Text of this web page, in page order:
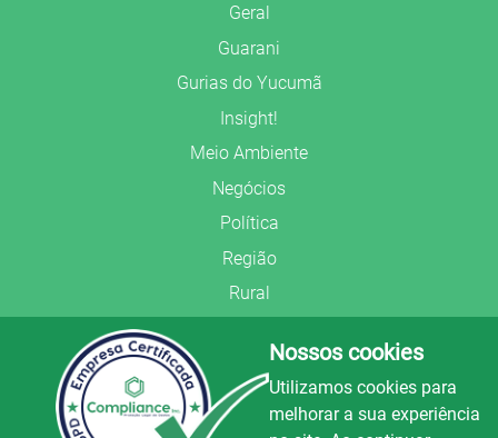
Geral
Guarani
Gurias do Yucumã
Insight!
Meio Ambiente
Negócios
Política
Região
Rural
Segurança Pública
União Frederiquense
Nossos cookies
Utilizamos cookies para
melhorar a sua experiência